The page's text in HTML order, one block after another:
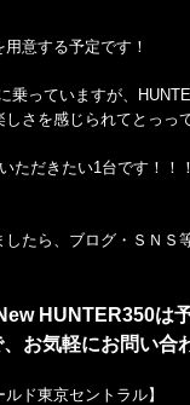
意する予定です！
乗っていますが、
しさを感じられてとっっ
ただきたい1台です！！
たら、ブログ・ＳＮＳ
HUNTER350は
お気軽にお問い合
ド東京セントラル】